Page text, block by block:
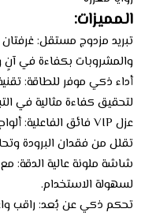
المميزات:
تبريد مزدوج مستقل: غرفتان
والمشروبات بكفاءة في آنٍ
لتحقيق كفاءة مثالية في
تقلل من فقدان البرودة
شاشة ملونة عالية الدقة:
لسهولة الاستخدام.
تحكم ذكي عن بُعد: راقب